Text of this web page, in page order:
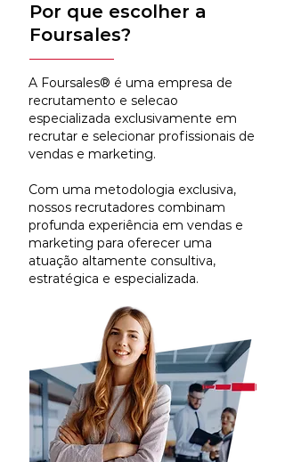
Por que escolher a
Foursales?
A Foursales® é uma empresa de
recrutamento e selecao
especializada exclusivamente em
recrutar e selecionar profissionais de
vendas e marketing.
Com uma metodologia exclusiva,
nossos recrutadores combinam
profunda experiência em vendas e
marketing para oferecer uma
atuação altamente consultiva,
estratégica e especializada.